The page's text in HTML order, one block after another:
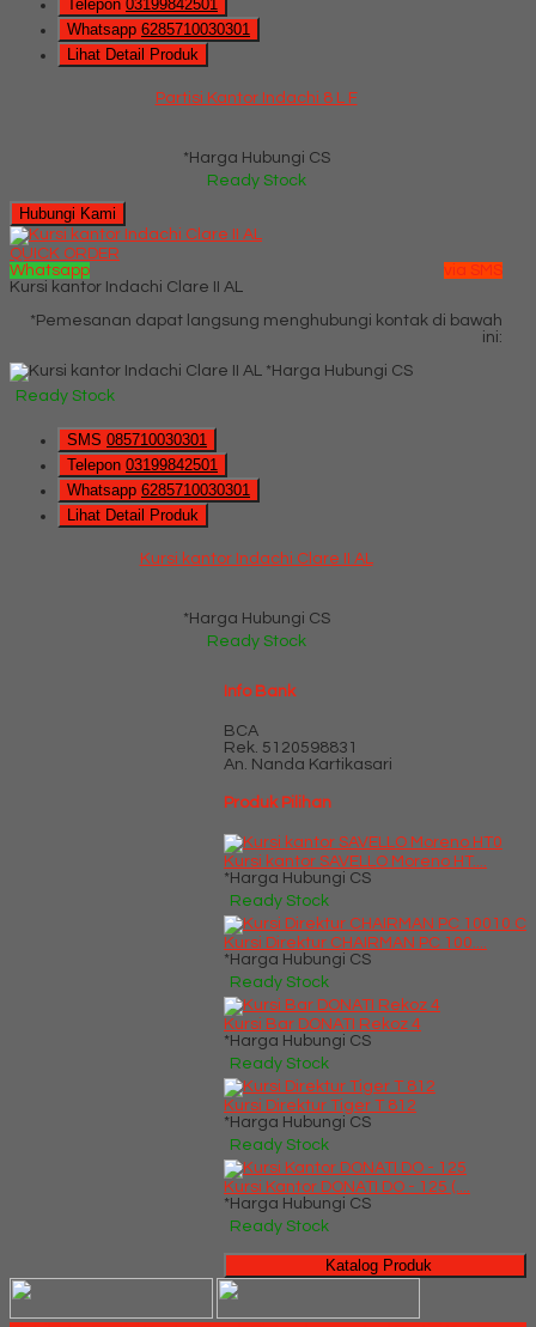
Telepon 03199842501
Whatsapp 6285710030301
Lihat Detail Produk
Partisi Kantor Indachi 8 L F
*Harga Hubungi CS
Ready Stock
Hubungi Kami
QUICK ORDER
Whatsapp
via SMS
Kursi kantor Indachi Clare II AL
*Pemesanan dapat langsung menghubungi kontak di bawah
ini:
*Harga Hubungi CS
Ready Stock
SMS 085710030301
Telepon 03199842501
Whatsapp 6285710030301
Lihat Detail Produk
Kursi kantor Indachi Clare II AL
*Harga Hubungi CS
Ready Stock
Info Bank
BCA
Rek. 5120598831
An. Nanda Kartikasari
Produk Pilihan
Kursi kantor SAVELLO Moreno HT....
*Harga Hubungi CS
Ready Stock
Kursi Direktur CHAIRMAN PC 100....
*Harga Hubungi CS
Ready Stock
Kursi Bar DONATI Rekoz 4
*Harga Hubungi CS
Ready Stock
Kursi Direktur Tiger T 812
*Harga Hubungi CS
Ready Stock
Kursi Kantor DONATI DO - 125 (....
*Harga Hubungi CS
Ready Stock
Katalog Produk